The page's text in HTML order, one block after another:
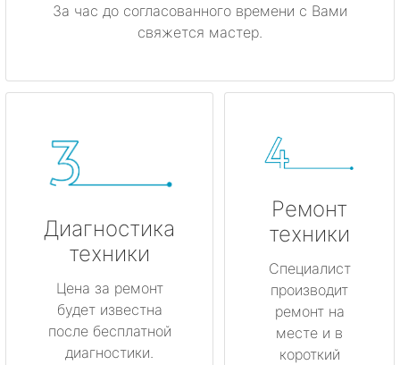
За час до согласованного времени с Вами
свяжется мастер.
Диагностика
техники
Цена за ремонт
будет известна
после бесплатной
диагностики.
Ремонт
техники
Специалист
производит
ремонт на
месте и в
короткий